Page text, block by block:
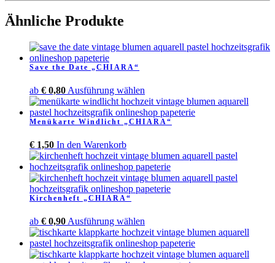
Ähnliche Produkte
Save the Date „CHIARA“
ab € 0,80 Ausführung wählen
Produkt
weist
mehrere
Die
Optionen
können
auf
gewählt
werden
Menükarte Windlicht „CHIARA“
€ 1,50 In den Warenkorb
Kirchenheft „CHIARA“
ab € 0,90 Ausführung wählen
Produkt
weist
mehrere